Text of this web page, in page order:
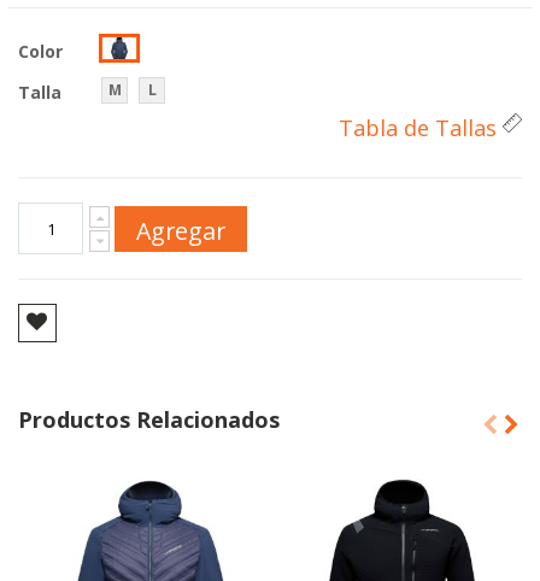
Color
Talla
M L
Tabla de Tallas
Agregar
Productos Relacionados